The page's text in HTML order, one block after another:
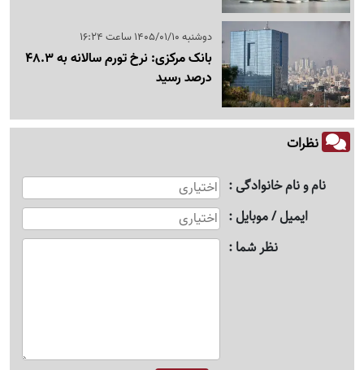
دوشنبه 1405/01/10 ساعت 16:24
بانک مرکزی: نرخ تورم سالانه به 48.3
درصد رسید
نظرات
نام و نام خانوادگی
ایمیل / موبایل
نظر شما